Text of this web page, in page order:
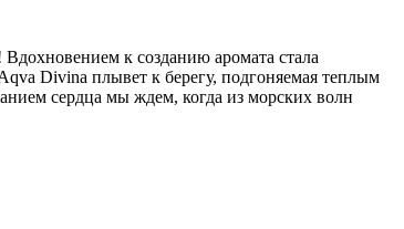
к созданию аромата стала
Divina плывет к берегу, подгоняемая теплым
сердца мы ждем, когда из морских волн